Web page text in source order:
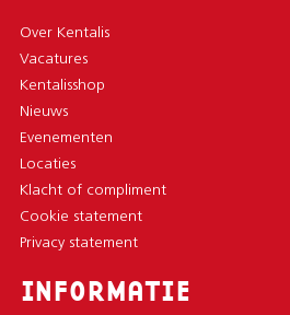
Over Kentalis
Vacatures
Kentalisshop
Nieuws
Evenementen
Locaties
Klacht of compliment
Cookie statement
Privacy statement
INFORMATIE